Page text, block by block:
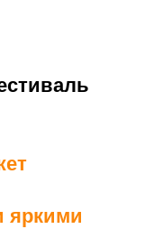
яркими